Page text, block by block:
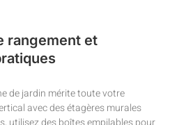
rangement et
de jardin mérite toute votre
avec des étagères murales